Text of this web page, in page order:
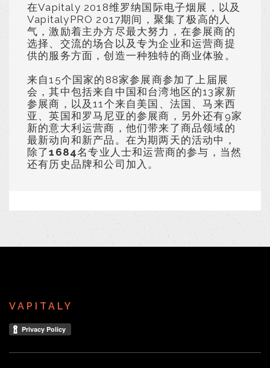
在Vapitaly 2018维罗纳国际电子烟展，以及
VapitalyPRO 2017期间，聚集了极高的人
气，激励着主办方尽最大努力，在参展商的
选择、交流的场合以及专为企业和运营商提
供的服务方面，创造一种独特的商业体验。
来自15个国家的88家参展商参加了上届展
会，其中包括来自中国和台湾地区的13家新
参展商，以及11个来自美国、法国、马来西
亚、英国和罗马尼亚的参展商，另外还有9家
新的意大利运营商，他们带来了商品领域的
最新动向和新产品。在为期两天的活动中，
除了1684名专业人士和运营商的参与，当然
还有历史品牌和公司加入。
VAPITALY